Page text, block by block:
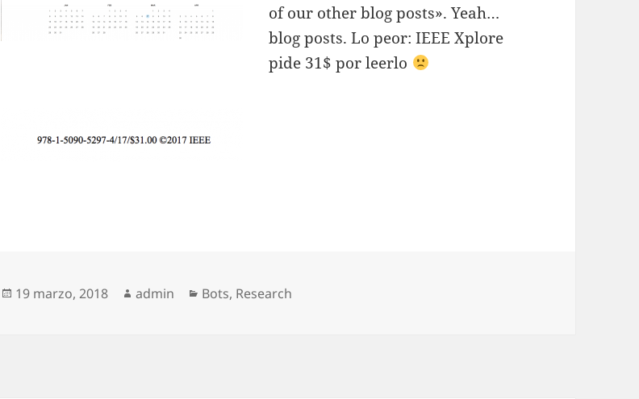
of our other blog posts». Yeah…
blog posts. Lo peor: IEEE Xplore
pide 31$ por leerlo
Publicado
19 marzo, 2018 Autor
admin Categorías
Bots, Research